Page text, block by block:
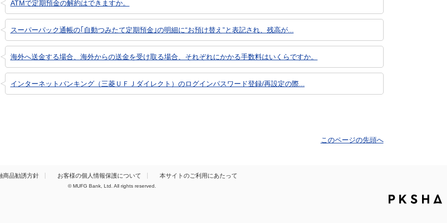
ATMで定期預金の解約はできますか。
スーパーパック通帳の｢自動つみたて定期預金｣の明細に“お預け替え”と表記され、残高が...
海外へ送金する場合、海外からの送金を受け取る場合、それぞれにかかる手数料はいくらですか。
インターネットバンキング（三菱ＵＦＪダイレクト）のログインパスワード登録/再設定の際...
このページの先頭へ
商品勧誘方針 お客様の個人情報保護について 本サイトのご利用にあたって
© MUFG Bank, Ltd. All rights reserved.